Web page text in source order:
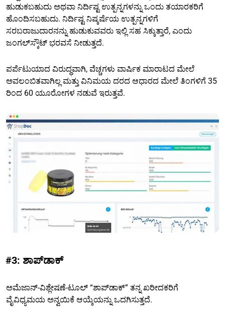
ಹುಡುಕಬಹುದು ಅಥವಾ ನಿರ್ದಿಷ್ಟ ಉತ್ಪನ್ನಗಳನ್ನು ಒಂದು ತಯಾರಕರಿಗೆ
ಹೊಂದಿಸಬಹುದು. ನಿರ್ದಿಷ್ಟ ನಿಷ್ಕರ್ಷೆಯ ಉತ್ಪನ್ನಗಳಿಗೆ
ಸರಬರಾಜುದಾರನನ್ನು ಹುಡುಕುವವರು ಇಲ್ಲಿ ಸಹ ಸಿಕ್ಕುತ್ತಾರೆ, ಎಂದು
ಜಂಗಲ್‌ಸ್ಕೌಟ್ ಭರವಸೆ ನೀಡುತ್ತದೆ.
ಪರ್ಪೆಟುಯಾದ ವಿರುದ್ಧವಾಗಿ, ವೆಚ್ಚಗಳು ವಾರ್ಷಿಕ ಮಾರಾಟದ ಮೇಲೆ
ಅವಲಂಬಿತವಾಗಿಲ್ಲ ಮತ್ತು ವಿನಿಮಯ ದರದ ಆಧಾರದ ಮೇಲೆ ತಿಂಗಳಿಗೆ 35
ರಿಂದ 60 ಯೂರೋಗಳ ನಡುವೆ ಇರುತ್ತವೆ.
#3: ಶಾಪ್‌ಡಾಕ್
ಅಮೆಜಾನ್-ವಿಶ್ಲೇಷಣೆ-ಟೂಲ್ “ಶಾಪ್‌ಡಾಕ್” ತನ್ನ ಖರೀದಕರಿಗೆ
ವೈವಿಧ್ಯಮಯ ಅನ್ವಯಿಕೆ ಆಯ್ಕೆಯನ್ನು ಒದಗಿಸುತ್ತದೆ.